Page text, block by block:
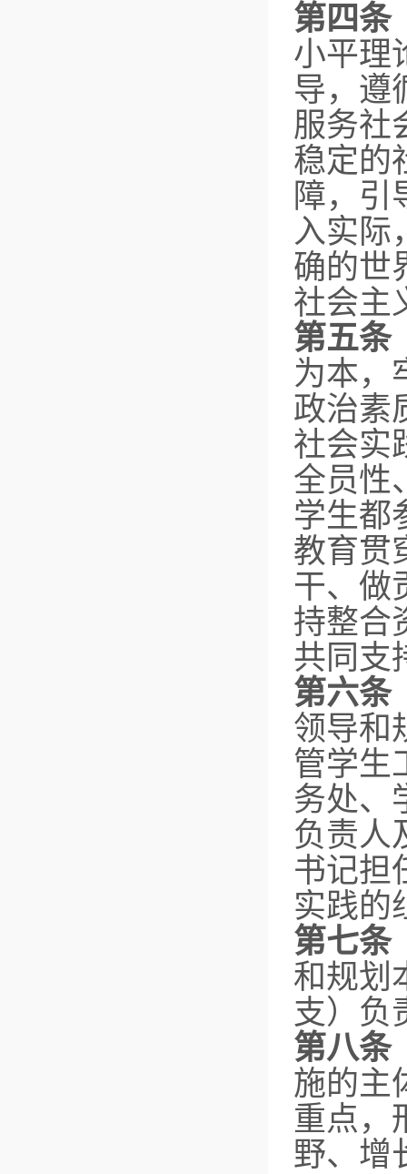
第四条
小平理
导，遵
服务社
稳定的
障，引
入实际
确的世
社会主
第五条
为本，
政治素
社会实
全员性
学生都
教育贯
干、做
持整合
共同支
第六条
领导和
管学生
务处、
负责人
书记担
实践的
第七条
和规划
支）负
第八条
施的主
重点，
野、增